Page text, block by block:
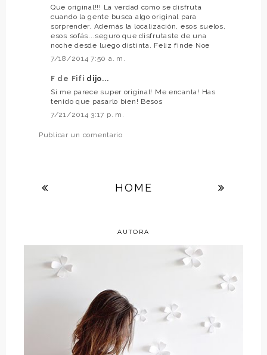
Que original!!! La verdad como se disfruta
cuando la gente busca algo original para
sorprender. Además la localización, esos suelos,
esos sofás...seguro que disfrutaste de una
noche desde luego distinta. Feliz finde Noe
7/18/2014 7:50 a. m.
F de Fifi dijo...
Si me parece super original! Me encanta! Has
tenido que pasarlo bien! Besos
7/21/2014 3:17 p. m.
Publicar un comentario
HOME
AUTORA